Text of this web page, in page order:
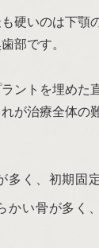
硬いのは下顎
部です。
ントを埋めた
が治療全体の
多く、初期固
かい骨が多く